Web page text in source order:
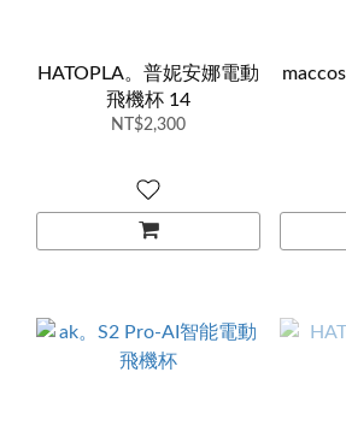
HATOPLA。普妮安娜電動
飛機杯 14
NT$2,300